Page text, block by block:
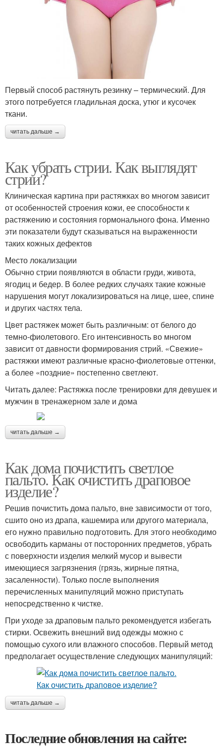
Первый способ растянуть резинку – термический. Для
этого потребуется гладильная доска, утюг и кусочек
ткани.
читать дальше →
Как убрать стрии. Как выглядят
стрии?
Клиническая картина при растяжках во многом зависит
от особенностей строения кожи, ее способности к
растяжению и состояния гормонального фона. Именно
эти показатели будут сказываться на выраженности
таких кожных дефектов
Место локализации
Обычно стрии появляются в области груди, живота,
ягодиц и бедер. В более редких случаях такие кожные
нарушения могут локализироваться на лице, шее, спине
и других частях тела.
Цвет растяжек может быть различным: от белого до
темно-фиолетового. Его интенсивность во многом
зависит от давности формирования стрий. «Свежие»
растяжки имеют различные красно-фиолетовые оттенки,
а более «поздние» постепенно светлеют.
Читать далее: Растяжка после тренировки для девушек и
мужчин в тренажерном зале и дома
читать дальше →
Как дома почистить светлое
пальто. Как очистить драповое
изделие?
Решив почистить дома пальто, вне зависимости от того,
сшито оно из драпа, кашемира или другого материала,
его нужно правильно подготовить. Для этого необходимо
освободить карманы от посторонних предметов, убрать
с поверхности изделия мелкий мусор и вывести
имеющиеся загрязнения (грязь, жирные пятна,
засаленности). Только после выполнения
перечисленных манипуляций можно приступать
непосредственно к чистке.
При уходе за драповым пальто рекомендуется избегать
стирки. Освежить внешний вид одежды можно с
помощью сухого или влажного способов. Первый метод
предполагает осуществление следующих манипуляций:
читать дальше →
Последние обновления на сайте: